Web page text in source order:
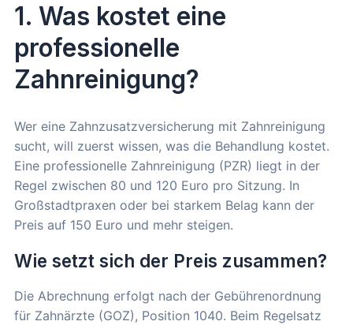
1. Was kostet eine
professionelle
Zahnreinigung?
Wer eine Zahnzusatzversicherung mit Zahnreinigung
sucht, will zuerst wissen, was die Behandlung kostet.
Eine professionelle Zahnreinigung (PZR) liegt in der
Regel zwischen 80 und 120 Euro pro Sitzung. In
Großstadtpraxen oder bei starkem Belag kann der
Preis auf 150 Euro und mehr steigen.
Wie setzt sich der Preis zusammen?
Die Abrechnung erfolgt nach der Gebührenordnung
für Zahnärzte (GOZ), Position 1040. Beim Regelsatz